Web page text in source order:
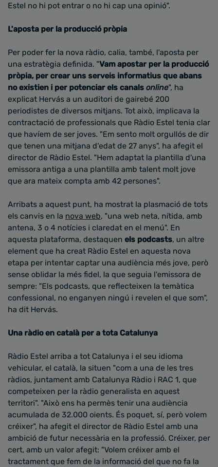
Estel no hi pot entrar o no hi cap una opinió".
L'aposta per la producció pròpia
Per poder fer la nova ràdio, calia, també, l'aposta per
una estratègia definida. "Vam apostar per la producció
pròpia, per crear uns serveis informatius que abans
no existien i per potenciar els canals online", ha
explicat Hervás a un auditori de gairebé 200
periodistes de diversos mitjans. Tot això, implicava la
contractació de professionals que Ràdio Estel tenia clar
que havíem de ser joves. "Em sento molt orgullós de dir
que tenen una mitjana d'edat de 27 anys", ha afegit el
director de Ràdio Estel. "Hem adaptat la plantilla d'una
emissora antiga a una plantilla amb talent molt jove
que ara mateix compta amb 42 persones".
Arribats a aquest punt, ha mostrat la plasmació de tots
els canvis en la nova web, "una web neta, nítida, amb
antena, 3 o 4 notícies i claredat en el menú". En
aquesta plataforma, destaquen els podcasts, un altre
element que ha creat Ràdio Estel en aquesta nova
etapa per intentar captar una audiència més jove, però
sense oblidar la més fidel, la que seguia l'emissora de
sempre: "Els podcasts, que reflecteixen la temàtica
confessional, no enganyen ningú i revelen el que som",
ha dit Hervás.
Una ràdio en català per a tota Catalunya
Ràdio Estel arriba a tot Catalunya i el seu idioma
vehicular, el català, la situen "com a una de les tres
ràdios, juntament amb Catalunya Ràdio i RAC 1, que
competeixen per la ràdio generalista en aquest
territori". "Això ens ha permès tenir una audiència
acumulada de 32.000 oients. És poquet, sí, però volem
créixer", ha afegit el director de Ràdio Estel amb una
ambició de futur necessària en la professió. Créixer, per
cert, amb un valor afegit: "Volem créixer amb el
tractament que fem de la informació del que no fa la